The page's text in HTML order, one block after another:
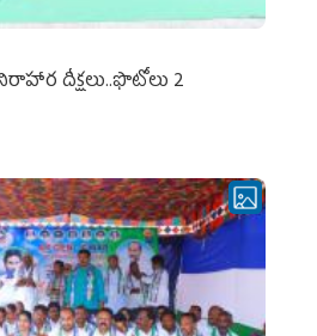
దీక్షలు..ఫొటోలు 2